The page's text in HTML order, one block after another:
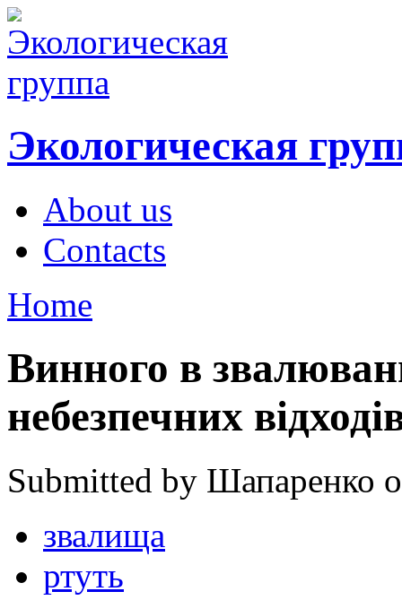
Экологическая
About us
Contacts
Home
Винного в
небезпечних
Submitted by Шапаренко
звалища
ртуть